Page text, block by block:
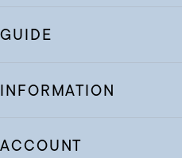
GUIDE
INFORMATION
ACCOUNT